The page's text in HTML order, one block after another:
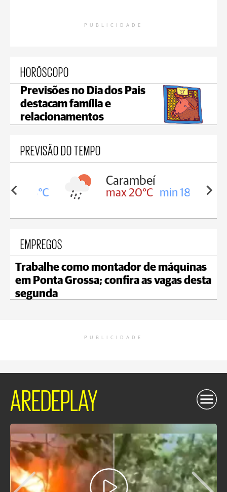
PUBLICIDADE
HORÓSCOPO
Previsões no Dia dos Pais
destacam família e
relacionamentos
PREVISÃO DO TEMPO
18°C
Carambeí
max 20°C min 18°C
EMPREGOS
Trabalhe como montador de máquinas
em Ponta Grossa; confira as vagas desta
segunda
PUBLICIDADE
AREDEPLAY